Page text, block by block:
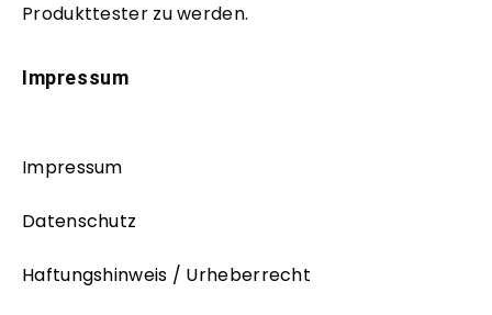
Produkttester zu werden.
Impressum
Impressum
Datenschutz
Haftungshinweis / Urheberrecht